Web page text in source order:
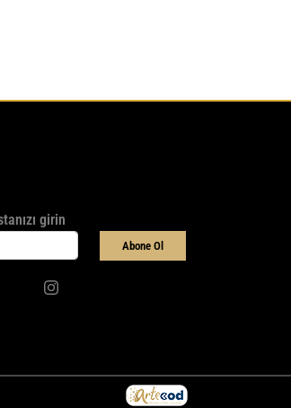
girin
Abone Ol